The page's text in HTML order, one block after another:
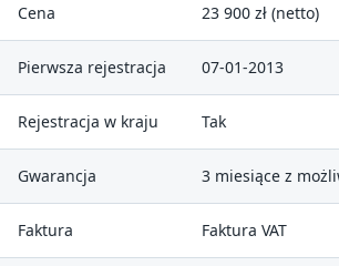
Cena 23 900 zł (netto)
Pierwsza rejestracja 07-01-2013
Rejestracja w kraju Tak
Gwarancja 3 miesiące z
Faktura Faktura VAT